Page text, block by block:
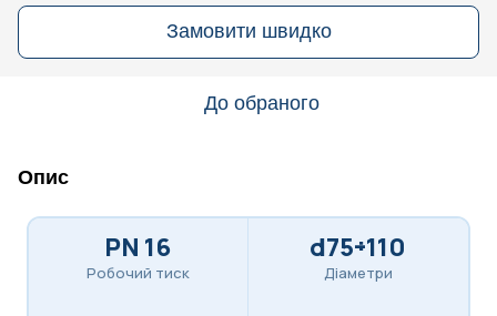
Замовити швидко
До обраного
Опис
PN 16
Робочий тиск
d75÷110
Діаметри